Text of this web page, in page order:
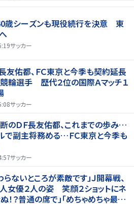
歳シーズンも現役続行を決意 東
サッカー
長友佑都、ＦＣ東京と今季も契約延長
輪選手 歴代２位の国際Ａマッチ１
サッカー
のＤＦ長友佑都、これまでの歩み…
で副主将務める…ＦＣ東京と今季も
サッカー
ないところが素敵です」Ｊ開幕戦、
女優２人の姿 笑顔２ショットにネ
！？普通の席で」「めちゃめちゃ最上